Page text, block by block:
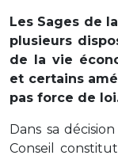
Les Sages de
plusieurs
de la vie
et certains
pas force de
Dans sa
Conseil